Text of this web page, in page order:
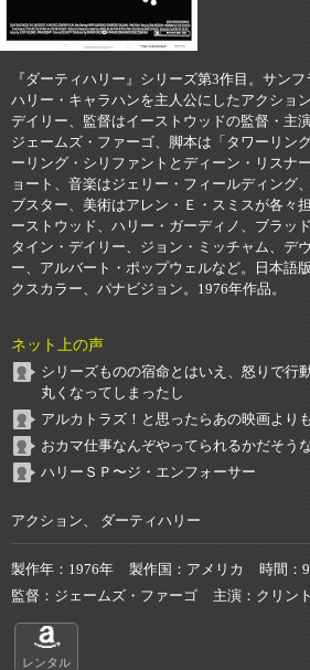
『ダーティハリー』シリーズ第3作目。サンフ
ハリー・キャラハンを主人公にしたアクショ
デイリー、監督はイーストウッドの監督・主
ジェームズ・ファーゴ、脚本は「タワーリン
ーリング・シリファントとディーン・リスナ
ョート、音楽はジェリー・フィールディング
ブスター、美術はアレン・Ｅ・スミスが各々
ーストウッド、ハリー・ガーディノ、ブラッ
タイン・デイリー、ジョン・ミッチャム、デ
ー、アルバート・ポップウェルなど。日本語
クスカラー、パナビジョン。1976年作品。
ネット上の声
シリーズものの宿命とはいえ、怒りで行
丸くなってしまったし
アルカトラズ！と思ったらあの映画より
おカマ仕事なんぞやってられるかだそう
ハリーＳＰ〜ジ・エンフォーサー
アクション、 ダーティハリー
製作年 1976年 製作国 アメリカ 時間
監督
ジェームズ・ファーゴ 主演 クリン
レンタル